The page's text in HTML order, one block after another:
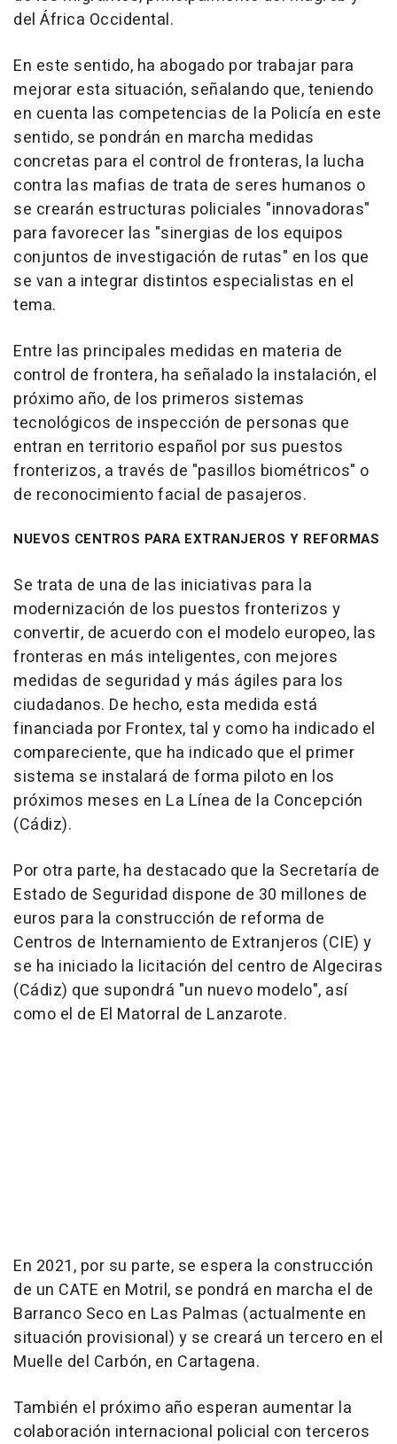
del África Occidental.
En este sentido, ha abogado por trabajar para
mejorar esta situación, señalando que, teniendo
en cuenta las competencias de la Policía en este
sentido, se pondrán en marcha medidas
concretas para el control de fronteras, la lucha
contra las mafias de trata de seres humanos o
se crearán estructuras policiales "innovadoras"
para favorecer las "sinergias de los equipos
conjuntos de investigación de rutas" en los que
se van a integrar distintos especialistas en el
tema.
Entre las principales medidas en materia de
control de frontera, ha señalado la instalación, el
próximo año, de los primeros sistemas
tecnológicos de inspección de personas que
entran en territorio español por sus puestos
fronterizos, a través de "pasillos biométricos" o
de reconocimiento facial de pasajeros.
NUEVOS CENTROS PARA EXTRANJEROS Y REFORMAS
Se trata de una de las iniciativas para la
modernización de los puestos fronterizos y
convertir, de acuerdo con el modelo europeo, las
fronteras en más inteligentes, con mejores
medidas de seguridad y más ágiles para los
ciudadanos. De hecho, esta medida está
financiada por Frontex, tal y como ha indicado el
compareciente, que ha indicado que el primer
sistema se instalará de forma piloto en los
próximos meses en La Línea de la Concepción
(Cádiz).
Por otra parte, ha destacado que la Secretaría de
Estado de Seguridad dispone de 30 millones de
euros para la construcción de reforma de
Centros de Internamiento de Extranjeros (CIE) y
se ha iniciado la licitación del centro de Algeciras
(Cádiz) que supondrá "un nuevo modelo", así
como el de El Matorral de Lanzarote.
En 2021, por su parte, se espera la construcción
de un CATE en Motril, se pondrá en marcha el de
Barranco Seco en Las Palmas (actualmente en
situación provisional) y se creará un tercero en el
Muelle del Carbón, en Cartagena.
También el próximo año esperan aumentar la
colaboración internacional policial con terceros